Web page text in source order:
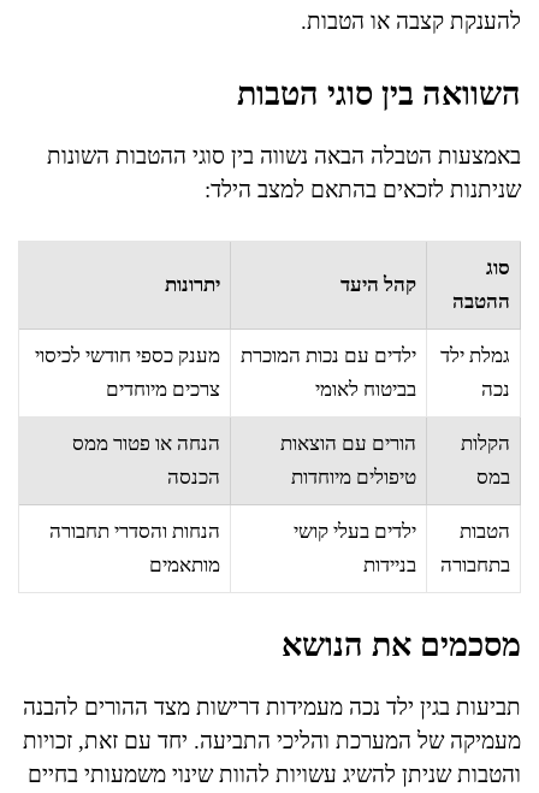
להענקת קצבה או הטבות.
השוואה בין סוגי הטבות
באמצעות הטבלה הבאה נשווה בין סוגי ההטבות השונות
שניתנות לזכאים בהתאם למצב הילד:
סוג
ההטבה
קהל היעד יתרונות
גמלת ילד
נכה
ילדים עם נכות המוכרת
בביטוח לאומי
מענק כספי חודשי לכיסוי
צרכים מיוחדים
הקלות
במס
הורים עם הוצאות
טיפולים מיוחדות
הנחה או פטור ממס
הכנסה
הטבות
בתחבורה
ילדים בעלי קושי
בניידות
הנחות והסדרי תחבורה
מותאמים
מסכמים את הנושא
תביעות בגין ילד נכה מעמידות דרישות מצד ההורים להבנה
מעמיקה של המערכת והליכי התביעה. יחד עם זאת, זכויות
והטבות שניתן להשיג עשויות להוות שינוי משמעותי בחיים